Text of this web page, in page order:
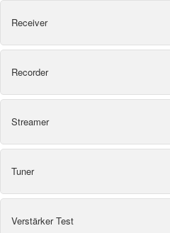
Receiver
Recorder
Streamer
Tuner
Verstärker Test